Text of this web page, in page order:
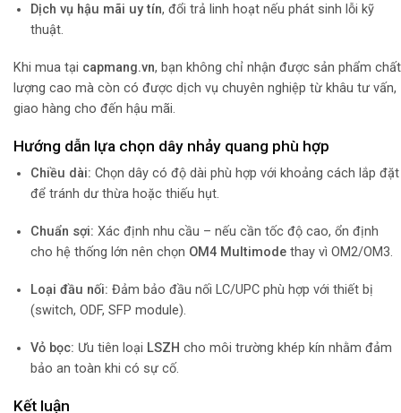
Dịch vụ hậu mãi uy tín, đổi trả linh hoạt nếu phát sinh lỗi kỹ
thuật.
Khi mua tại capmang.vn, bạn không chỉ nhận được sản phẩm chất
lượng cao mà còn có được dịch vụ chuyên nghiệp từ khâu tư vấn,
giao hàng cho đến hậu mãi.
Hướng dẫn lựa chọn dây nhảy quang phù hợp
Chiều dài: Chọn dây có độ dài phù hợp với khoảng cách lắp đặt
để tránh dư thừa hoặc thiếu hụt.
Chuẩn sợi: Xác định nhu cầu – nếu cần tốc độ cao, ổn định
cho hệ thống lớn nên chọn OM4 Multimodethay vì OM2/OM3.
Loại đầu nối: Đảm bảo đầu nối LC/UPC phù hợp với thiết bị
(switch, ODF, SFP module).
Vỏ bọc: Ưu tiên loại LSZH cho môi trường khép kín nhằm đảm
bảo an toàn khi có sự cố.
Kết luận